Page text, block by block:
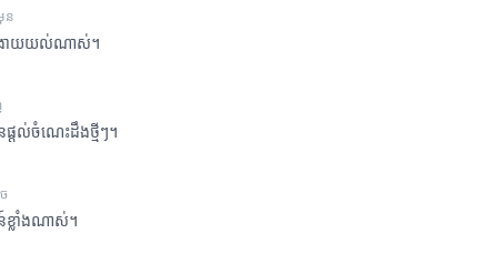
ន
ងាយយល់ណាស់។
តល់ចំណេះដឹងថ្មីៗ។
ខ្លាំងណាស់។